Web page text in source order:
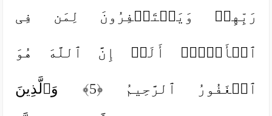
رَبِّهِمۡ وَیَسۡتَغۡفِرُونَ لِمَن فِی
ٱلۡأَرۡضِۗ أَلَاۤ إِنَّ ٱللَّهَ هُوَ
ٱلۡغَفُورُ ٱلرَّحِیمُ ﴿5﴾ وَٱلَّذِینَ